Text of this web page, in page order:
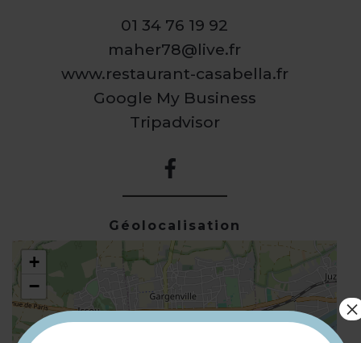
01 34 76 19 92
maher78@live.fr
www.restaurant-casabella.fr
Google My Business
Tripadvisor
Géolocalisation
+
−
×